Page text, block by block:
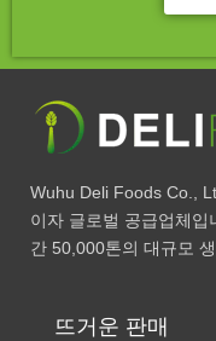
Wuhu Deli Foods Co.,
이자 글로벌 공급업체
간 50,000톤의 대규모
뜨거운 판매